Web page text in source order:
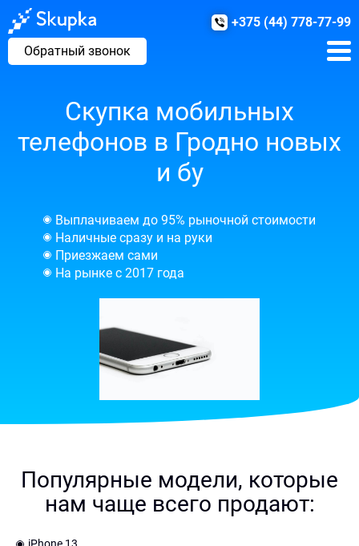
+375 (44) 778-77-99
Обратный звонок
Скупка мобильных
телефонов в Гродно новых
и бу
Выплачиваем до 95% рыночной стоимости
Наличные сразу и на руки
Приезжаем сами
На рынке с 2017 года
Популярные модели, которые
нам чаще всего продают: